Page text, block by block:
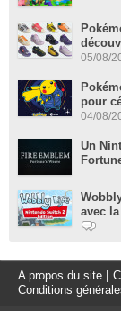
05/08/
pour
04/08/
Un
avec
A propos du site
Conditions